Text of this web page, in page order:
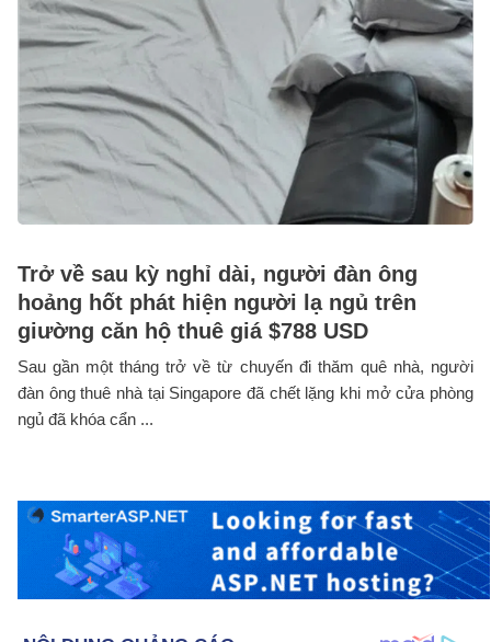
Trở về sau kỳ nghỉ dài, người đàn ông
hoảng hốt phát hiện người lạ ngủ trên
giường căn hộ thuê giá $788 USD
Sau gần một tháng trở về từ chuyến đi thăm quê nhà, người
đàn ông thuê nhà tại Singapore đã chết lặng khi mở cửa phòng
ngủ đã khóa cẩn ...